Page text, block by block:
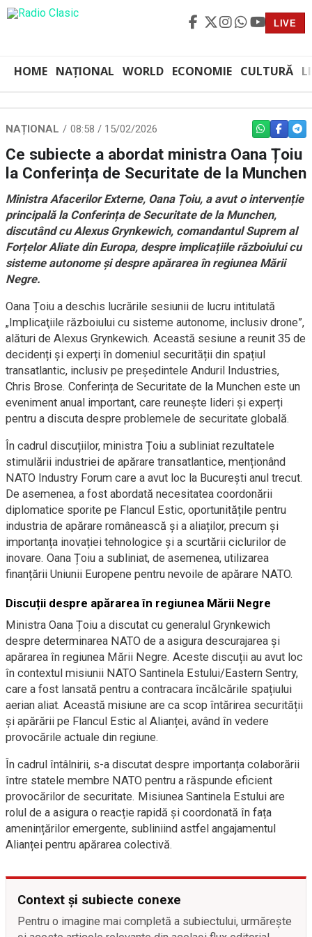
LIVE
HOME NAȚIONAL WORLD ECONOMIE CULTURĂ
NAȚIONAL 08:58 / 15/02/2026 WHATSAPP
Ce subiecte a abordat ministra Oana Țoiu
la Conferința de Securitate de la Munchen
Ministra Afacerilor Externe, Oana Țoiu, a avut o intervenție
principală la Conferința de Securitate de la Munchen,
discutând cu Alexus Grynkewich, comandantul Suprem al
Forțelor Aliate din Europa, despre implicațiile războiului cu
sisteme autonome și despre apărarea în regiunea Mării
Negre.
Oana Țoiu a deschis lucrările sesiunii de lucru intitulată
„Implicaţiile războiului cu sisteme autonome, inclusiv drone”,
alături de Alexus Grynkewich. Această sesiune a reunit 35 de
decidenți și experți în domeniul securității din spațiul
transatlantic, inclusiv pe președintele Anduril Industries,
Chris Brose. Conferința de Securitate de la Munchen este un
eveniment anual important, care reunește lideri și experți
pentru a discuta despre problemele de securitate globală.
În cadrul discuțiilor, ministra Țoiu a subliniat rezultatele
stimulării industriei de apărare transatlantice, menționând
NATO Industry Forum care a avut loc la București anul trecut.
De asemenea, a fost abordată necesitatea coordonării
diplomatice sporite pe Flancul Estic, oportunitățile pentru
industria de apărare românească și a aliaților, precum și
importanța inovației tehnologice și a scurtării ciclurilor de
inovare. Oana Țoiu a subliniat, de asemenea, utilizarea
finanțării Uniunii Europene pentru nevoile de apărare NATO.
Discuții despre apărarea în regiunea Mării Negre
Ministra Oana Țoiu a discutat cu generalul Grynkewich
despre determinarea NATO de a asigura descurajarea și
apărarea în regiunea Mării Negre. Aceste discuții au avut loc
în contextul misiunii NATO Santinela Estului/Eastern Sentry,
care a fost lansată pentru a contracara încălcările spațiului
aerian aliat. Această misiune are ca scop întărirea securității
și apărării pe Flancul Estic al Alianței, având în vedere
provocările actuale din regiune.
În cadrul întâlnirii, s-a discutat despre importanța colaborării
între statele membre NATO pentru a răspunde eficient
provocărilor de securitate. Misiunea Santinela Estului are
rolul de a asigura o reacție rapidă și coordonată în fața
amenințărilor emergente, subliniind astfel angajamentul
Alianței pentru apărarea colectivă.
Context și subiecte conexe
Pentru o imagine mai completă a subiectului, urmărește